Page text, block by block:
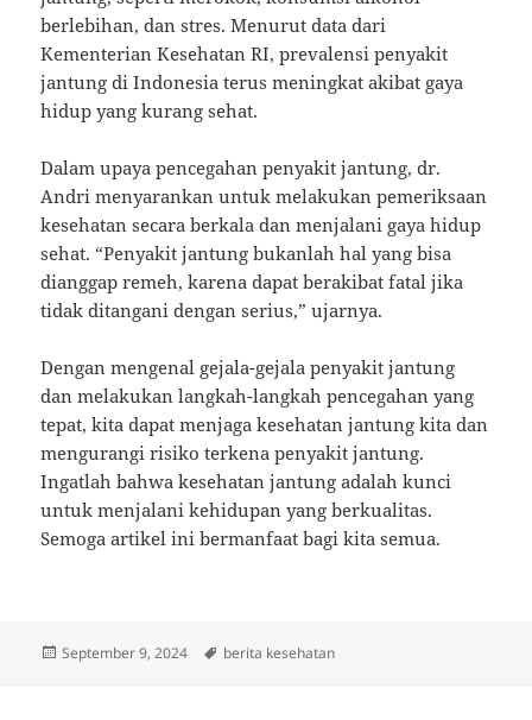
berlebihan, dan stres. Menurut data dari
Kementerian Kesehatan RI, prevalensi penyakit
jantung di Indonesia terus meningkat akibat gaya
hidup yang kurang sehat.
Dalam upaya pencegahan penyakit jantung, dr.
Andri menyarankan untuk melakukan pemeriksaan
kesehatan secara berkala dan menjalani gaya hidup
sehat. “Penyakit jantung bukanlah hal yang bisa
dianggap remeh, karena dapat berakibat fatal jika
tidak ditangani dengan serius,” ujarnya.
Dengan mengenal gejala-gejala penyakit jantung
dan melakukan langkah-langkah pencegahan yang
tepat, kita dapat menjaga kesehatan jantung kita dan
mengurangi risiko terkena penyakit jantung.
Ingatlah bahwa kesehatan jantung adalah kunci
untuk menjalani kehidupan yang berkualitas.
Semoga artikel ini bermanfaat bagi kita semua.
Posted
September 9, 2024 Tags
berita kesehatan